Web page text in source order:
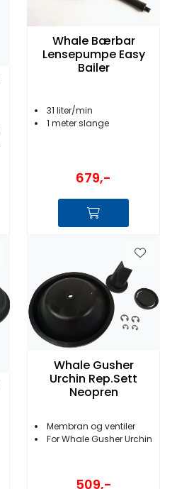
Whale Bærbar
Lensepumpe Easy
Bailer
31 liter/min
1 meter slange
679,-
Whale Gusher
Urchin Rep.Sett
Neopren
Membran og ventiler
For Whale Gusher Urchin
509,-